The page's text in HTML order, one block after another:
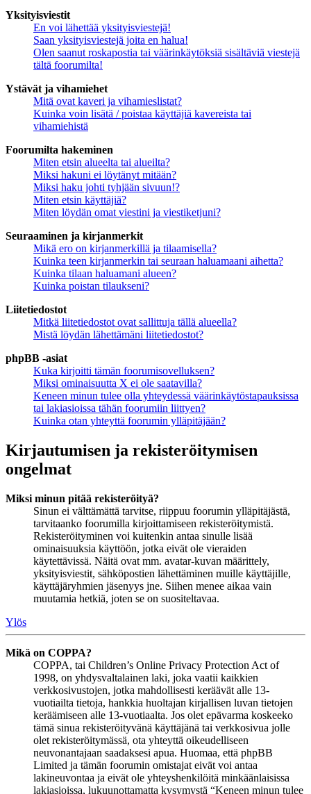
Yksityisviestit
En voi lähettää yksityisviestejä!
Saan yksityisviestejä joita en halua!
Olen saanut roskapostia tai väärinkäytöksiä sisältäviä viestejä
tältä foorumilta!
Ystävät ja vihamiehet
Mitä ovat kaveri ja vihamieslistat?
Kuinka voin lisätä / poistaa käyttäjiä kavereista tai
vihamiehistä
Foorumilta hakeminen
Miten etsin alueelta tai alueilta?
Miksi hakuni ei löytänyt mitään?
Miksi haku johti tyhjään sivuun!?
Miten etsin käyttäjiä?
Miten löydän omat viestini ja viestiketjuni?
Seuraaminen ja kirjanmerkit
Mikä ero on kirjanmerkillä ja tilaamisella?
Kuinka teen kirjanmerkin tai seuraan haluamaani aihetta?
Kuinka tilaan haluamani alueen?
Kuinka poistan tilaukseni?
Liitetiedostot
Mitkä liitetiedostot ovat sallittuja tällä alueella?
Mistä löydän lähettämäni liitetiedostot?
phpBB -asiat
Kuka kirjoitti tämän foorumisovelluksen?
Miksi ominaisuutta X ei ole saatavilla?
Keneen minun tulee olla yhteydessä väärinkäytöstapauksissa
tai lakiasioissa tähän foorumiin liittyen?
Kuinka otan yhteyttä foorumin ylläpitäjään?
Kirjautumisen ja rekisteröitymisen
ongelmat
Miksi minun pitää rekisteröityä?
Sinun ei välttämättä tarvitse, riippuu foorumin ylläpitäjästä,
tarvitaanko foorumilla kirjoittamiseen rekisteröitymistä.
Rekisteröityminen voi kuitenkin antaa sinulle lisää
ominaisuuksia käyttöön, jotka eivät ole vieraiden
käytettävissä. Näitä ovat mm. avatar-kuvan määrittely,
yksityisviestit, sähköpostien lähettäminen muille käyttäjille,
käyttäjäryhmien jäsenyys jne. Siihen menee aikaa vain
muutamia hetkiä, joten se on suositeltavaa.
Ylös
Mikä on COPPA?
COPPA, tai Children’s Online Privacy Protection Act of
1998, on yhdysvaltalainen laki, joka vaatii kaikkien
verkkosivustojen, jotka mahdollisesti keräävät alle 13-
vuotiailta tietoja, hankkia huoltajan kirjallisen luvan tietojen
keräämiseen alle 13-vuotiaalta. Jos olet epävarma koskeeko
tämä sinua rekisteröityvänä käyttäjänä tai verkkosivua jolle
olet rekisteröitymässä, ota yhteyttä oikeudelliseen
neuvonantajaan saadaksesi apua. Huomaa, että phpBB
Limited ja tämän foorumin omistajat eivät voi antaa
lakineuvontaa ja eivät ole yhteyshenkilöitä minkäänlaisissa
lakiasioissa, lukuunottamatta kysymystä “Keneen minun tulee